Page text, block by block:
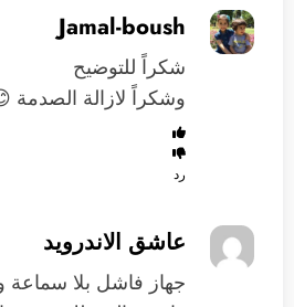
Jamal-boush
شكراً للتوضيح
وشكراً لازالة الصدمة
رد
عاشق الاندرويد
جهاز فاشل بلا